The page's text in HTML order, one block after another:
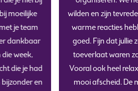
over het afscheid. Veel mooie en
we gekregen en dat doet ons
zo dicht bij stonden, onze steun en
dominant aanwezig te zijn.
We kunnen terugkijken op een
mooie herinneringen bewaren en